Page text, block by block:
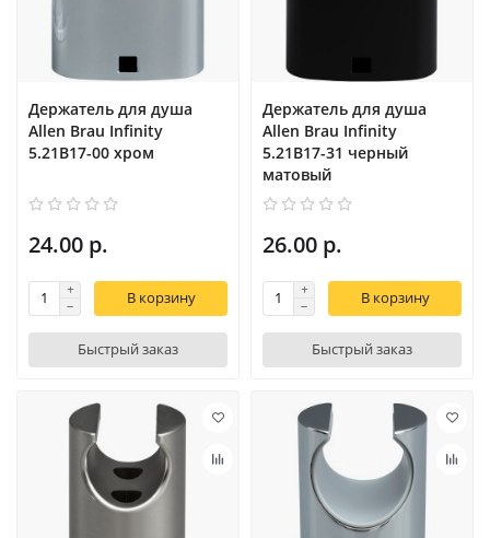
Держатель для душа
Allen Brau Infinity
5.21B17-00 хром
24.00 р.
В корзину
Быстрый заказ
Держатель для душа
Allen Brau Infinity
5.21B17-31 черный
матовый
26.00 р.
В корзину
Быстрый заказ